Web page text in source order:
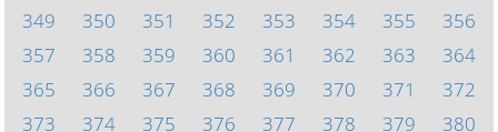
349
350 351 352 353 354 355
356
357
358 359 360 361 362 363
364
365
366 367 368 369 370 371
372
373
374 375 376 377 378 379 380